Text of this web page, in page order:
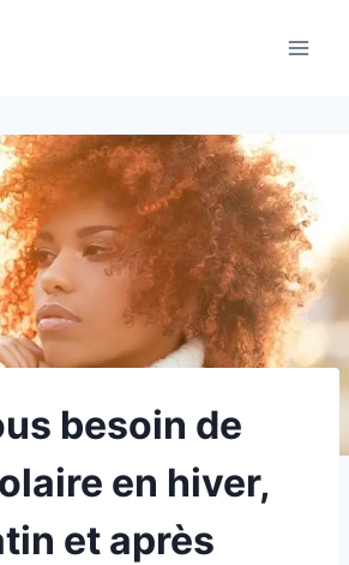
besoin de
en hiver,
et après